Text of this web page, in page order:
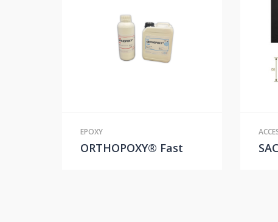
EPOXY
ORTHOPOXY® Fast